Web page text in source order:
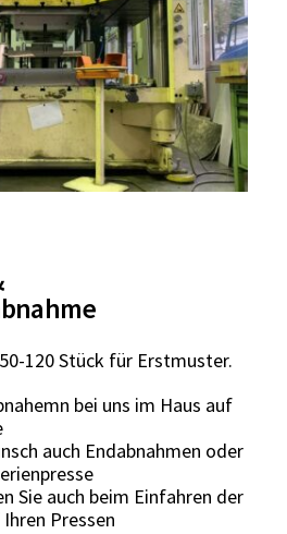
120 Stück für Erstmuster.
bei uns im Haus auf
auch Endabnahmen oder
Sie auch beim Einfahren der
Pressen